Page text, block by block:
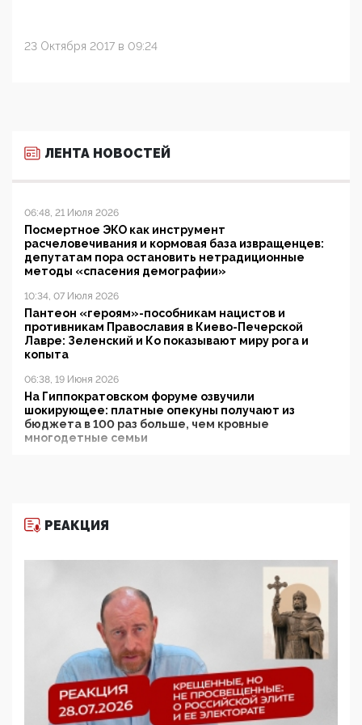
23 Октября 2017 в 09:24
ЛЕНТА НОВОСТЕЙ
06:48, 21 Июля 2026
Посмертное ЭКО как инструмент
расчеловечивания и кормовая база извращенцев:
депутатам пора остановить нетрадиционные
методы «спасения демографии»
10:34, 07 Июля 2026
Пантеон «героям»-пособникам нацистов и
противникам Православия в Киево-Печерской
Лавре: Зеленский и Ко показывают миру рога и
копыта
06:38, 19 Июня 2026
На Гиппократовском форуме озвучили
шокирующее: платные опекуны получают из
бюджета в 100 раз больше, чем кровные
многодетные семьи
11:53, 09 Июня 2026
деятельность ИИТО ЮНЕСКО в России, но
цифроглобалисты продолжают определять
повестку в образовании
09:43, 01 Июня 2026
5G за счет здоровья граждан: Минцифры намерено
отобрать у регионов и муниципалитетов право
защищать жилые дома и социальные объекты от
05:58, 26 Мая 2026
Роскомнадзор освободили от борца с
РЕАКЦИЯ